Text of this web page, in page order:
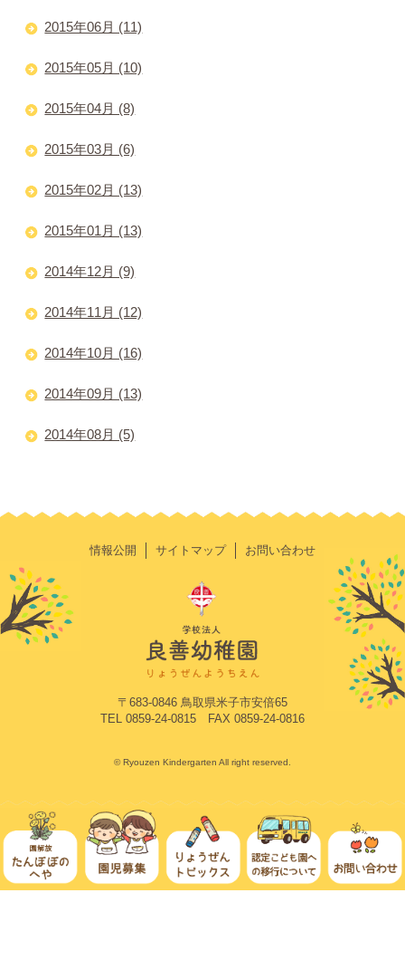
2015年06月 (11)
2015年05月 (10)
2015年04月 (8)
2015年03月 (6)
2015年02月 (13)
2015年01月 (13)
2014年12月 (9)
2014年11月 (12)
2014年10月 (16)
2014年09月 (13)
2014年08月 (5)
情報公開 サイトマップ お問い合わせ
〒683-0846 鳥取県米子市安倍65
TEL 0859-24-0815 FAX 0859-24-0816
© Ryouzen Kindergarten All right reserved.